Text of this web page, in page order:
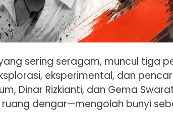
sering seragam, muncul tiga
eksperimental, dan
Dinar Rizkianti, dan Gema
dengar—mengolah bunyi